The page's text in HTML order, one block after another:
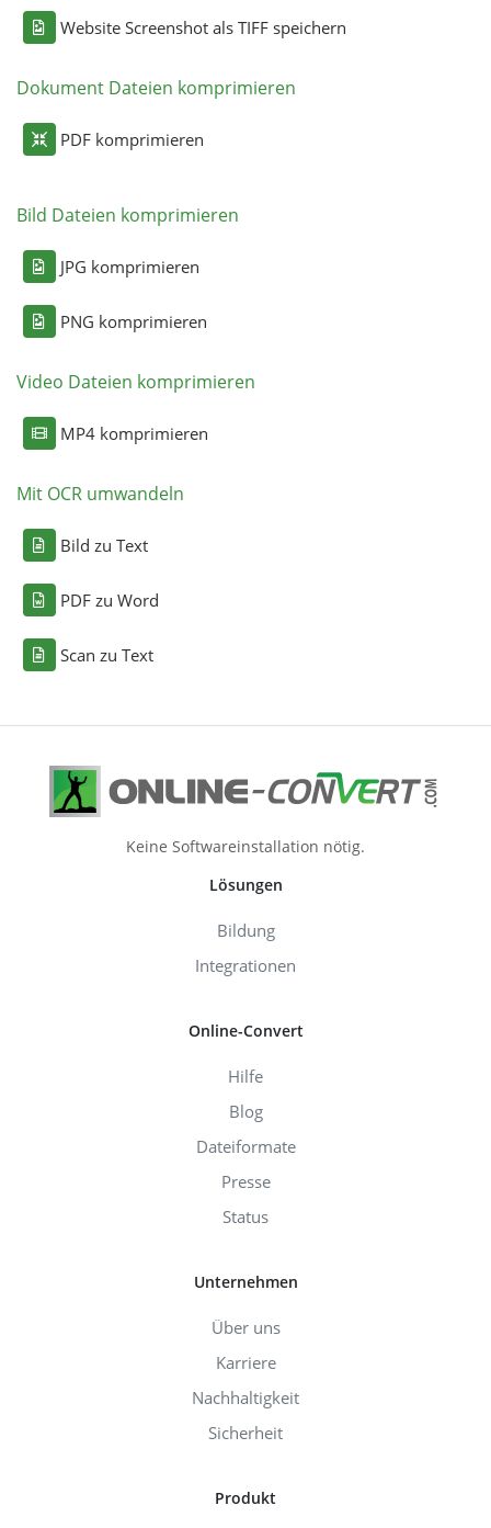
Website Screenshot als TIFF speichern
Dokument Dateien komprimieren
PDF komprimieren
Bild Dateien komprimieren
JPG komprimieren
PNG komprimieren
Video Dateien komprimieren
MP4 komprimieren
Mit OCR umwandeln
Bild zu Text
PDF zu Word
Scan zu Text
Keine Softwareinstallation nötig.
Lösungen
Bildung
Integrationen
Online-Convert
Hilfe
Blog
Dateiformate
Presse
Status
Unternehmen
Über uns
Karriere
Nachhaltigkeit
Sicherheit
Produkt